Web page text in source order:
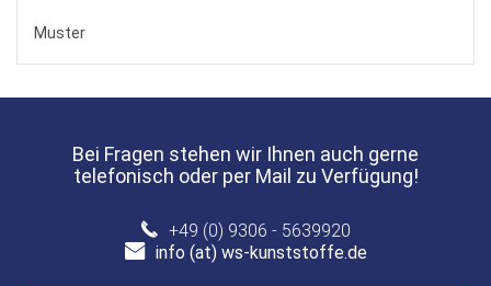
Muster
Bei Fragen stehen wir Ihnen auch gerne
telefonisch oder per Mail zu Verfügung!
+49 (0) 9306 - 5639920
info (at) ws-kunststoffe.de